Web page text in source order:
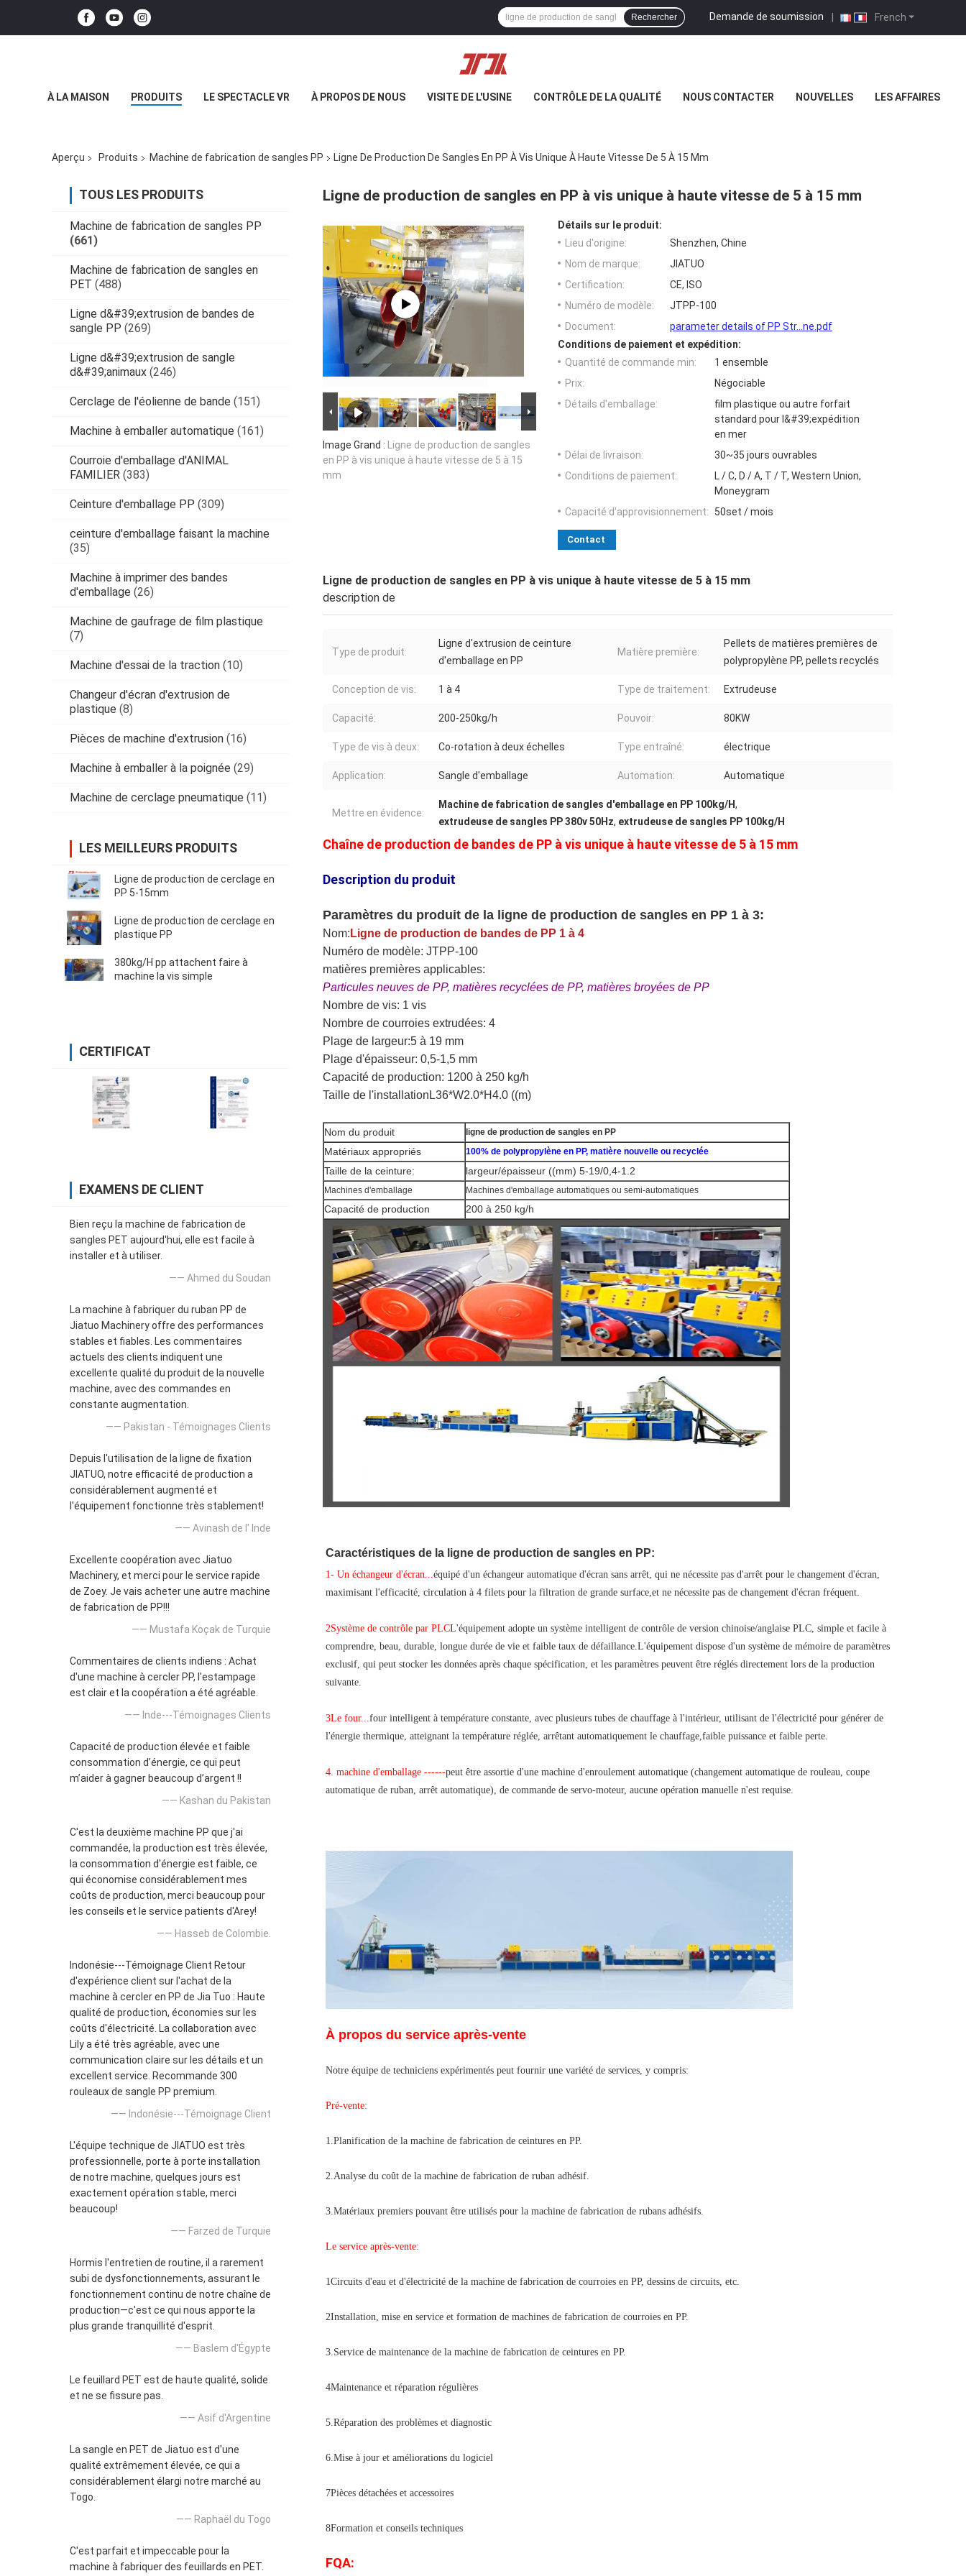
French
Demande de soumission |
Rechercher
À LA MAISON PRODUITS LE SPECTACLE VR À PROPOS DE NOUS VISITE DE L'USINE CONTRÔLE DE LA QUALITÉ NOUS CONTACTER NOUVELLES LES AFFAIRES
Aperçu Produits Machine de fabrication de sangles PP Ligne De Production De Sangles En PP À Vis Unique À Haute Vitesse De 5 À 15 Mm
TOUS LES PRODUITS
Machine de fabrication de sangles PP
(661)
Machine de fabrication de sangles en
PET (488)
Ligne d&#39;extrusion de bandes de
sangle PP (269)
Ligne d&#39;extrusion de sangle
d&#39;animaux (246)
Cerclage de l'éolienne de bande (151)
Machine à emballer automatique (161)
Courroie d'emballage d'ANIMAL
FAMILIER (383)
Ceinture d'emballage PP (309)
ceinture d'emballage faisant la machine
(35)
Machine à imprimer des bandes
d'emballage (26)
Machine de gaufrage de film plastique
(7)
Machine d'essai de la traction (10)
Changeur d'écran d'extrusion de
plastique (8)
Pièces de machine d'extrusion (16)
Machine à emballer à la poignée (29)
Machine de cerclage pneumatique (11)
LES MEILLEURS PRODUITS
Ligne de production de cerclage en
PP 5-15mm
Ligne de production de cerclage en
plastique PP
380kg/H pp attachent faire à
machine la vis simple
CERTIFICAT
EXAMENS DE CLIENT
Bien reçu la machine de fabrication de
sangles PET aujourd'hui, elle est facile à
installer et à utiliser.
—— Ahmed du Soudan
La machine à fabriquer du ruban PP de
Jiatuo Machinery offre des performances
stables et fiables. Les commentaires
actuels des clients indiquent une
excellente qualité du produit de la nouvelle
machine, avec des commandes en
constante augmentation.
—— Pakistan - Témoignages Clients
Depuis l'utilisation de la ligne de fixation
JIATUO, notre efficacité de production a
considérablement augmenté et
l'équipement fonctionne très stablement!
—— Avinash de l' Inde
Excellente coopération avec Jiatuo
Machinery, et merci pour le service rapide
de Zoey. Je vais acheter une autre machine
de fabrication de PP!!!
—— Mustafa Koçak de Turquie
Commentaires de clients indiens : Achat
d'une machine à cercler PP, l'estampage
est clair et la coopération a été agréable.
—— Inde---Témoignages Clients
Capacité de production élevée et faible
consommation d’énergie, ce qui peut
m’aider à gagner beaucoup d’argent !!
—— Kashan du Pakistan
C'est la deuxième machine PP que j'ai
commandée, la production est très élevée,
la consommation d'énergie est faible, ce
qui économise considérablement mes
coûts de production, merci beaucoup pour
les conseils et le service patients d'Arey!
—— Hasseb de Colombie.
Indonésie---Témoignage Client Retour
d'expérience client sur l'achat de la
machine à cercler en PP de Jia Tuo : Haute
qualité de production, économies sur les
coûts d'électricité. La collaboration avec
Lily a été très agréable, avec une
communication claire sur les détails et un
excellent service. Recommande 300
rouleaux de sangle PP premium.
—— Indonésie---Témoignage Client
L'équipe technique de JIATUO est très
professionnelle, porte à porte installation
de notre machine, quelques jours est
exactement opération stable, merci
beaucoup!
—— Farzed de Turquie
Hormis l'entretien de routine, il a rarement
subi de dysfonctionnements, assurant le
fonctionnement continu de notre chaîne de
production—c'est ce qui nous apporte la
plus grande tranquillité d'esprit.
—— Baslem d'Égypte
Le feuillard PET est de haute qualité, solide
et ne se fissure pas.
—— Asif d'Argentine
La sangle en PET de Jiatuo est d'une
qualité extrêmement élevée, ce qui a
considérablement élargi notre marché au
Togo.
—— Raphaël du Togo
C'est parfait et impeccable pour la
machine à fabriquer des feuillards en PET.
Ligne de production de sangles en PP à vis unique à haute vitesse de 5 à 15 mm
Image Grand : Ligne de production de sangles
en PP à vis unique à haute vitesse de 5 à 15
mm
Détails sur le produit:
Lieu d'origine:
Shenzhen, Chine
Nom de marque:
JIATUO
Certification:
CE, ISO
Numéro de modèle:
JTPP-100
Document:
parameter details of PP Str...ne.pdf
Conditions de paiement et expédition:
Quantité de commande min:
1 ensemble
Prix:
Négociable
Détails d'emballage:
film plastique ou autre forfait
standard pour l&#39;expédition
en mer
Délai de livraison:
30~35 jours ouvrables
Conditions de paiement:
L / C, D / A, T / T, Western Union,
Moneygram
Capacité d'approvisionnement:
50set / mois
Contact
Ligne de production de sangles en PP à vis unique à haute vitesse de 5 à 15 mm
description de
Type de produit:
Ligne d'extrusion de ceinture
d'emballage en PP
Matière première:
Pellets de matières premières de
polypropylène PP, pellets recyclés
Conception de vis: 1 à 4 Type de traitement: Extrudeuse
Capacité: 200-250kg/h Pouvoir: 80KW
Type de vis à deux: Co-rotation à deux échelles Type entraîné: électrique
Application: Sangle d'emballage Automation: Automatique
Mettre en évidence:
Machine de fabrication de sangles d'emballage en PP 100kg/H,
extrudeuse de sangles PP 380v 50Hz, extrudeuse de sangles PP 100kg/H
Chaîne de production de bandes de PP à vis unique à haute vitesse de 5 à 15 mm
Description du produit
Paramètres du produit de la ligne de production de sangles en PP 1 à 3:
Nom: Ligne de production de bandes de PP 1 à 4
Numéro de modèle: JTPP-100
matières premières applicables:
Particules neuves de PP, matières recyclées de PP, matières broyées de PP
Nombre de vis: 1 vis
Nombre de courroies extrudées: 4
Plage de largeur:5 à 19 mm
Plage d'épaisseur: 0,5-1,5 mm
Capacité de production: 1200 à 250 kg/h
Taille de l'installation L36*W2.0*H4.0 ((m)
Nom du produit ligne de production de sangles en PP
Matériaux appropriés 100% de polypropylène en PP, matière nouvelle ou recyclée
Taille de la ceinture: largeur/épaisseur ((mm) 5-19/0,4-1.2
Machines d'emballage Machines d'emballage automatiques ou semi-automatiques
Capacité de production 200 à 250 kg/h
Caractéristiques de la ligne de production de sangles en PP:
1- Un échangeur d'écran...équipé d'un échangeur automatique d'écran sans arrêt, qui ne nécessite pas d'arrêt pour le changement d'écran,
maximisant l'efficacité, circulation à 4 filets pour la filtration de grande surface,et ne nécessite pas de changement d'écran fréquent.
2Système de contrôle par PLCL'équipement adopte un système intelligent de contrôle de version chinoise/anglaise PLC, simple et facile à
comprendre, beau, durable, longue durée de vie et faible taux de défaillance.L'équipement dispose d'un système de mémoire de paramètres
exclusif, qui peut stocker les données après chaque spécification, et les paramètres peuvent être réglés directement lors de la production
suivante.
3Le four...four intelligent à température constante, avec plusieurs tubes de chauffage à l'intérieur, utilisant de l'électricité pour générer de
l'énergie thermique, atteignant la température réglée, arrêtant automatiquement le chauffage,faible puissance et faible perte.
4. machine d'emballage ------peut être assortie d'une machine d'enroulement automatique (changement automatique de rouleau, coupe
automatique de ruban, arrêt automatique), de commande de servo-moteur, aucune opération manuelle n'est requise.
À propos du service après-vente
Notre équipe de techniciens expérimentés peut fournir une variété de services, y compris:
Pré-vente:
1.Planification de la machine de fabrication de ceintures en PP.
2.Analyse du coût de la machine de fabrication de ruban adhésif.
3.Matériaux premiers pouvant être utilisés pour la machine de fabrication de rubans adhésifs.
Le service après-vente:
1Circuits d'eau et d'électricité de la machine de fabrication de courroies en PP, dessins de circuits, etc.
2Installation, mise en service et formation de machines de fabrication de courroies en PP.
3.Service de maintenance de la machine de fabrication de ceintures en PP.
4Maintenance et réparation régulières
5.Réparation des problèmes et diagnostic
6.Mise à jour et améliorations du logiciel
7Pièces détachées et accessoires
8Formation et conseils techniques
FQA: